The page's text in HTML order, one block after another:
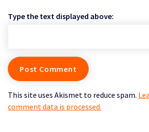
Type the text displayed above:
This site uses Akismet to reduce spam.
comment data is processed.